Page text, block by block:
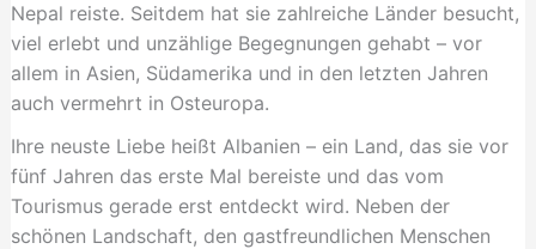
Nepal reiste. Seitdem hat sie zahlreiche Länder besucht,
viel erlebt und unzählige Begegnungen gehabt – vor
allem in Asien, Südamerika und in den letzten Jahren
auch vermehrt in Osteuropa.
Ihre neuste Liebe heißt Albanien – ein Land, das sie vor
fünf Jahren das erste Mal bereiste und das vom
Tourismus gerade erst entdeckt wird. Neben der
schönen Landschaft, den gastfreundlichen Menschen